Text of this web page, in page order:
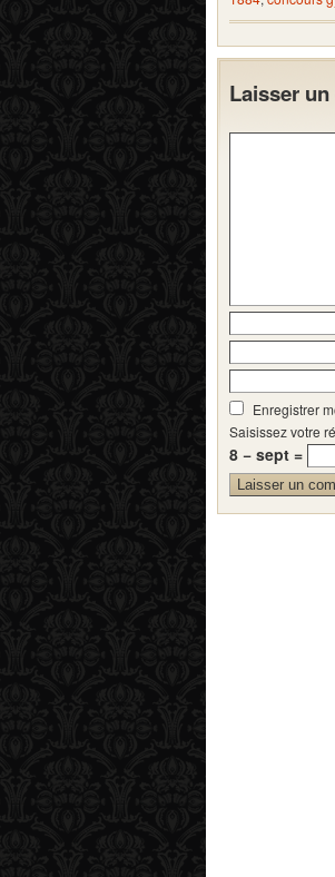
Laisser
Enregistrer
Saisissez votre
8 − sept =